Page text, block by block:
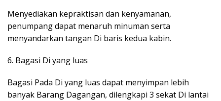
Menyediakan kepraktisan dan kenyamanan,
penumpang dapat menaruh minuman serta
menyandarkan tangan Di baris kedua kabin.
6. Bagasi Di yang luas
Bagasi Pada Di yang luas dapat menyimpan lebih
banyak Barang Dagangan, dilengkapi 3 sekat Di lantai